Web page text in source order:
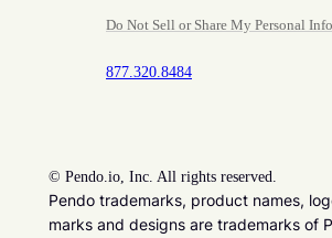
Do Not Sell or Share My Personal
877.320.8484
© Pendo.io, Inc. All rights reserved.
Pendo trademarks, product names,
marks and designs are trademarks of